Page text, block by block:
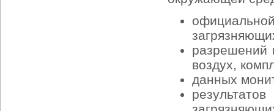
разрешений
воздух,
данных